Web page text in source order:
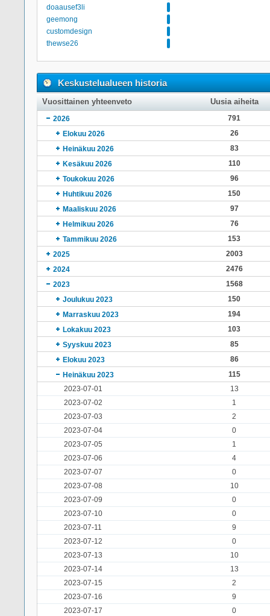
doaausef3li
geemong
customdesign
thewse26
Keskustelualueen historia
Vuosittainen yhteenveto Uusia aiheita
2026
791
Elokuu 2026
26
Heinäkuu 2026
83
Kesäkuu 2026
110
Toukokuu 2026
96
Huhtikuu 2026
150
Maaliskuu 2026
97
Helmikuu 2026
76
Tammikuu 2026
153
2025
2003
2024
2476
2023
1568
Joulukuu 2023
150
Marraskuu 2023
194
Lokakuu 2023
103
Syyskuu 2023
85
Elokuu 2023
86
Heinäkuu 2023
115
2023-07-01
13
2023-07-02
1
2023-07-03
2
2023-07-04
0
2023-07-05
1
2023-07-06
4
2023-07-07
0
2023-07-08
10
2023-07-09
0
2023-07-10
0
2023-07-11
9
2023-07-12
0
2023-07-13
10
2023-07-14
13
2023-07-15
2
2023-07-16
9
2023-07-17
0